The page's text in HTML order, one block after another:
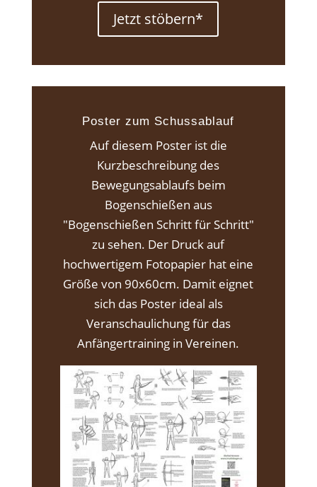
Jetzt stöbern*
Poster zum Schussablauf
Auf diesem Poster ist die
Kurzbeschreibung des
Bewegungsablaufs beim
Bogenschießen aus
"Bogenschießen Schritt für Schritt"
zu sehen. Der Druck auf
hochwertigem Fotopapier hat eine
Größe von 90x60cm. Damit eignet
sich das Poster ideal als
Veranschaulichung für das
Anfängertraining in Vereinen.